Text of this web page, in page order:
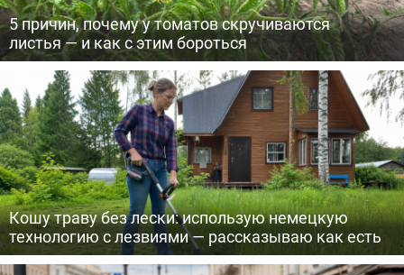
5 причин, почему у томатов скручиваются
листья — и как с этим бороться
Кошу траву без лески: использую немецкую
технологию с лезвиями — рассказываю как есть